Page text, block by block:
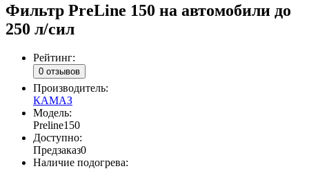
Фильтр PreLine 150 на автомобили до
250 л/сил
Рейтинг:
0 отзывов
Производитель:
КАМАЗ
Модель:
Preline150
Доступно:
Предзаказ0
Наличие подогрева: